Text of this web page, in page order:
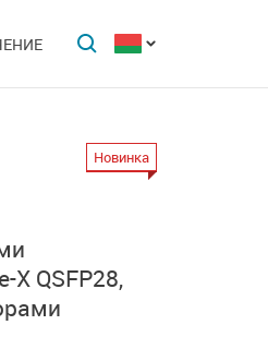
Новинка
X QSFP28,